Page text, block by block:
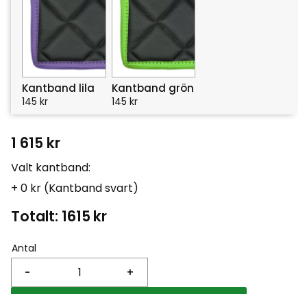
Kantband lila
145 kr
Kantband grön
145 kr
1 615 kr
Valt kantband:
+ 0 kr (Kantband svart)
Totalt: 1615 kr
Antal
+
-